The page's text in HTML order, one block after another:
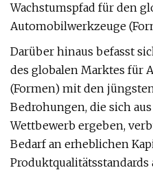
Wachstumspfad für den
Automobilwerkzeuge
Darüber hinaus befasst
des globalen Marktes für
(Formen) mit den
Bedrohungen, die sich
Wettbewerb ergeben,
Bedarf an erheblichen